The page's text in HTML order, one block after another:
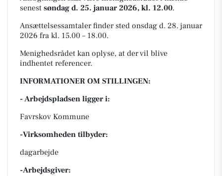
senest søndag d. 25. januar 2026, kl. 12.00.
Ansættelsessamtaler finder sted onsdag d. 28. januar
2026 fra kl. 15.00 – 18.00.
Menighedsrådet kan oplyse, at der vil blive
indhentet referencer.
INFORMATIONER OM STILLINGEN:
- Arbejdspladsen ligger i:
Favrskov Kommune
-Virksomheden tilbyder:
dagarbejde
-Arbejdsgiver: